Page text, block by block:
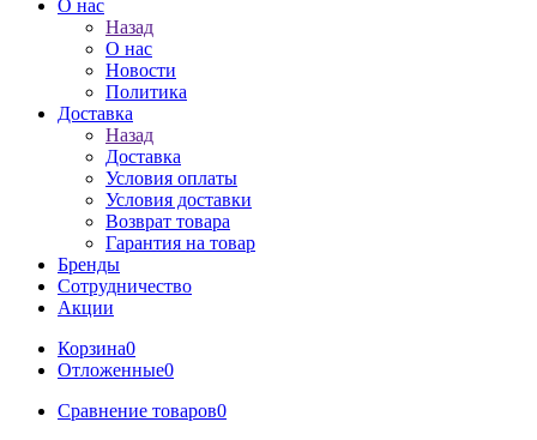
О нас
Назад
О нас
Новости
Политика
Доставка
Назад
Доставка
Условия оплаты
Условия доставки
Возврат товара
Гарантия на товар
Бренды
Сотрудничество
Акции
Корзина0
Отложенные0
Сравнение товаров0